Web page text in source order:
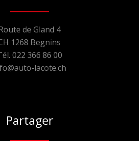
de Gland 4
1268 Begnins
022 366 86 00
lacote.ch
Partager